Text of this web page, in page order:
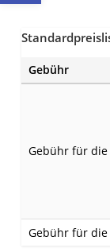
Gebühr
Gebühr für
Gebühr für